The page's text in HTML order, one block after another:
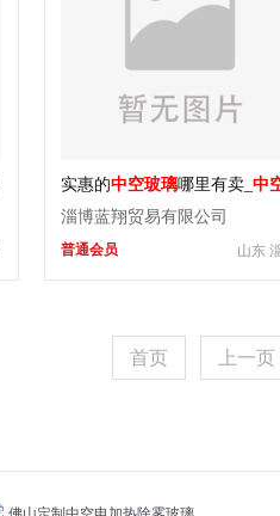
实惠的中空玻璃哪里有卖_ 中
玻璃厂
淄博蓝翔贸易有限公司
山东
普通会员
首页 上一页